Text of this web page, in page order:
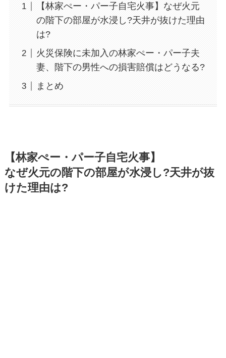
【林家ぺー・パー子自宅火事】なぜ火元
の階下の部屋が水浸し?天井が抜けた理由
は?
火災保険に未加入の林家ぺー・パー子夫
妻、階下の男性への損害賠償はどうなる?
まとめ
【林家ぺー・パー子自宅火事】
なぜ火元の階下の部屋が水浸し?天井が抜
けた理由は?